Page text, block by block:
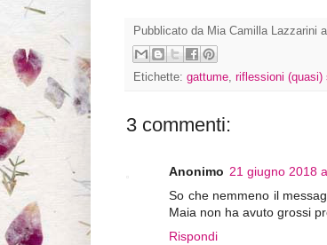
Pubblicato da Mia Camilla Lazzarini
Etichette: gattume, riflessioni (quasi)
3 commenti:
Anonimo 21 giugno 2018
So che nemmeno il
Maia non ha avuto grossi
Rispondi